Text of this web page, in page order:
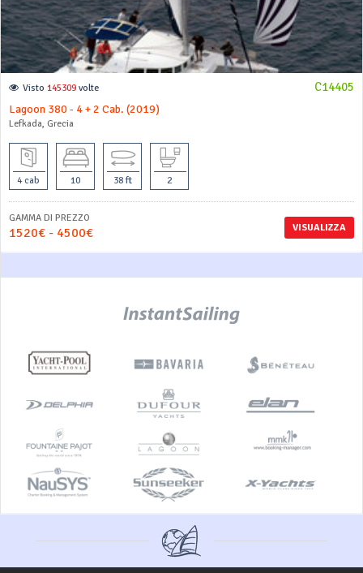
C14405
Visto 145309 volte
Lagoon 380 - 4 + 2 Cab. (2019)
Lefkada, Grecia
4 cab 10 38 ft 2
VISUALIZZA
GAMMA DI PREZZO
1520€ - 4500€